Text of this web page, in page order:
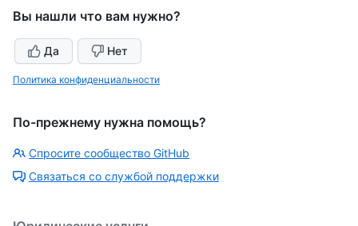
Вы нашли что вам нужно?
Да Нет
Политика конфиденциальности
По-прежнему нужна помощь?
Спросите сообщество GitHub
Связаться со службой поддержки